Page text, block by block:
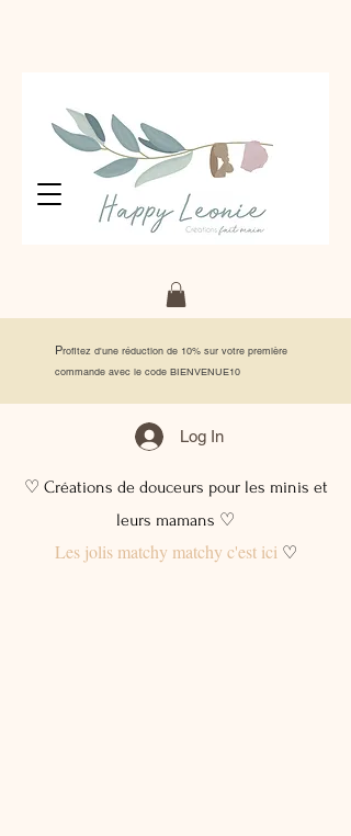
Profitez d'une réduction de 10% sur votre première
commande avec le code BIENVENUE10
Log In
♡ Créations de douceurs pour les minis et
leurs mamans ♡
Les jolis matchy matchy c'est ici♡